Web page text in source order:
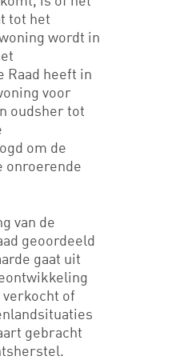
tot het
wordt in
Raad heeft in
voor
oudsher tot
om de
onroerende
van de
geoordeeld
gaat uit
of
gebracht